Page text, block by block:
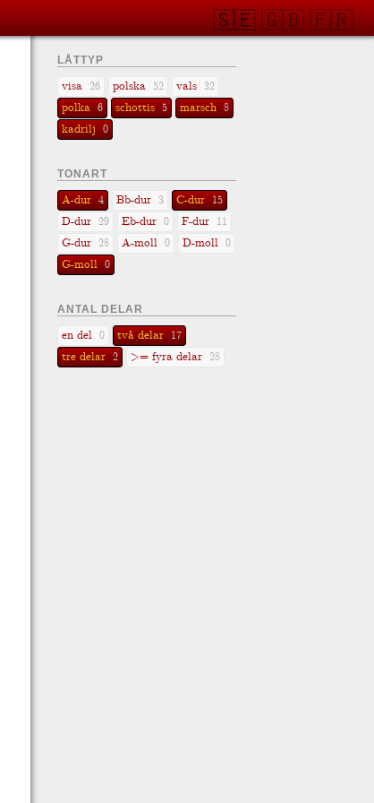
🇸🇪 🇬🇧 🇫🇷
LÅTTYP
visa 26 polska 52 vals 32
polka 6 schottis 5 marsch 8
kadrilj 0
TONART
A-dur 4 Bb-dur 3 C-dur 15
D-dur 29 Eb-dur 0 F-dur 11
G-dur 28 A-moll 0 D-moll 0
G-moll 0
ANTAL DELAR
en del 0 två delar 17
tre delar 2 >= fyra delar 28